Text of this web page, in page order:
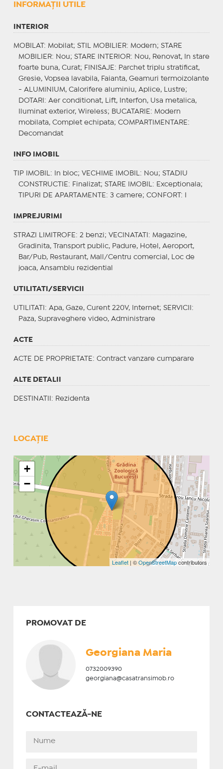
INFORMAŢII UTILE
INTERIOR
MOBILAT : Mobilat; STIL MOBILIER: Modern; STARE
MOBILIER: Nou; STARE INTERIOR: Nou, Renovat, In stare
foarte buna, Curat; FINISAJE : Parchet triplu stratificat,
Gresie, Vopsea lavabila, Faianta, Geamuri termoizolante
- ALUMINIUM, Calorifere aluminiu, Aplice, Lustre;
DOTARI : Aer conditionat, Lift, Interfon, Usa metalica,
Iluminat exterior, Wireless; BUCATARIE : Modern
mobilata, Complet echipata; COMPARTIMENTARE :
Decomandat
INFO IMOBIL
TIP IMOBIL : In bloc; VECHIME IMOBIL : Nou; STADIU
CONSTRUCTIE : Finalizat; STARE IMOBIL : Exceptionala;
TIPURI DE APARTAMENTE : 3 camere; CONFORT : I
IMPREJURIMI
STRAZI LIMITROFE : 2 benzi; VECINATATI : Magazine,
Gradinita, Transport public, Padure, Hotel, Aeroport,
Bar/Pub, Restaurant, Mall/Centru comercial, Loc de
joaca, Ansamblu rezidential
UTILITATI/SERVICII
UTILITATI : Apa, Gaze, Curent 220V, Internet; SERVICII :
Paza, Supraveghere video, Administrare
ACTE
ACTE DE PROPRIETATE : Contract vanzare cumparare
ALTE DETALII
DESTINATII : Rezidenta
LOCAȚIE
+
−
Leaflet | ©OpenStreetMapcontributors
PROMOVAT DE
Georgiana Maria
0732009390
georgiana@casatransimob.ro
CONTACTEAZĂ-NE